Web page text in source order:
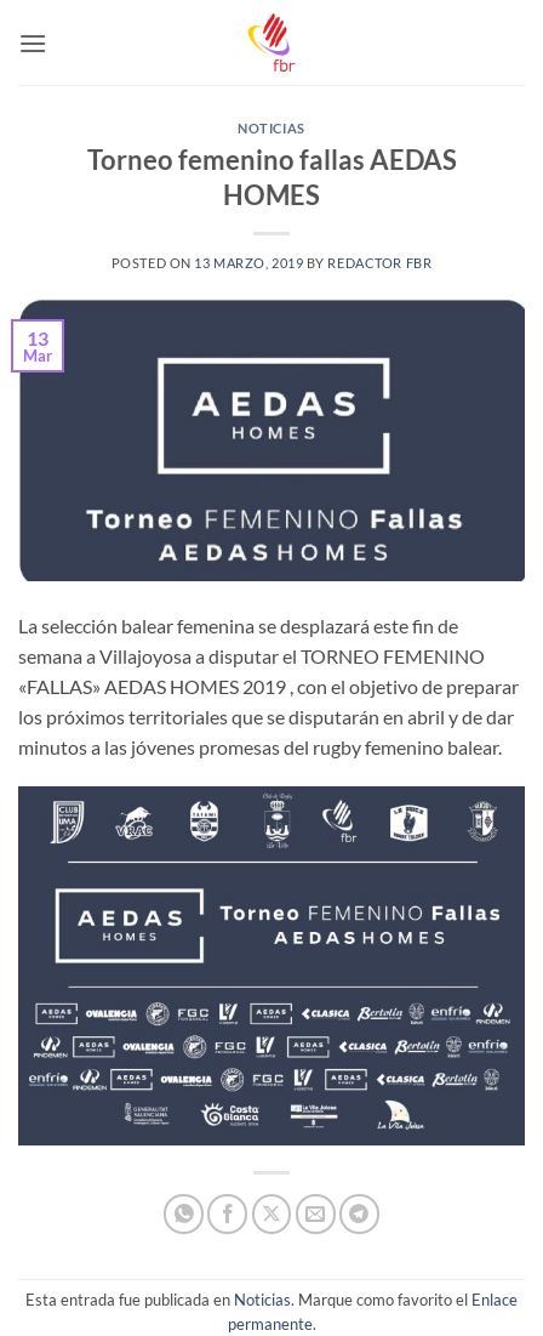
NOTICIAS
Torneo femenino fallas AEDAS
HOMES
POSTED ON 13 MARZO, 2019 BY REDACTOR FBR
13
Mar
La selección balear femenina se desplazará este fin de
semana a Villajoyosa a disputar el TORNEO FEMENINO
«FALLAS» AEDAS HOMES 2019 , con el objetivo de preparar
los próximos territoriales que se disputarán en abril y de dar
minutos a las jóvenes promesas del rugby femenino balear.
Esta entrada fue publicada en Noticias. Marque como favorito el Enlace
permanente.